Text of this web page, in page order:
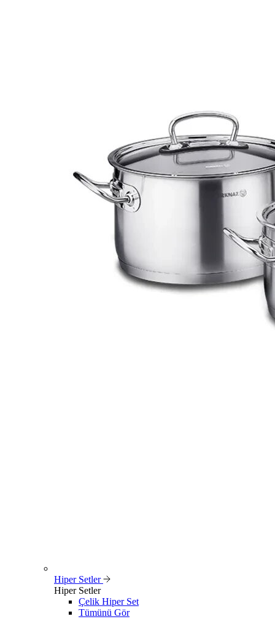
Hiper Setler
Hiper Setler
Çelik Hiper Set
Tümünü Gör